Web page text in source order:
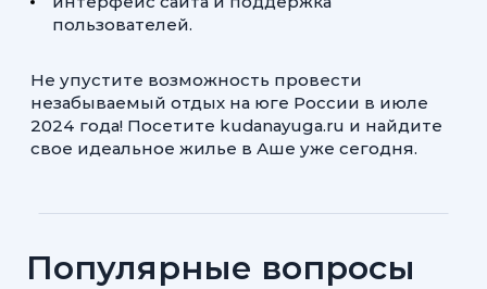
пользователей.
Не упустите возможность провести
незабываемый отдых на юге России в июле
2024 года! Посетите kudanayuga.ru и найдите
свое идеальное жилье в Аше уже сегодня.
Популярные вопросы